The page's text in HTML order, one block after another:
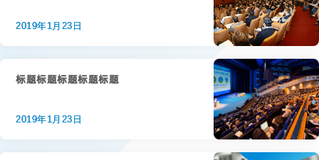
2019年1月23日
标题标题标题标题标题
2019年1月23日